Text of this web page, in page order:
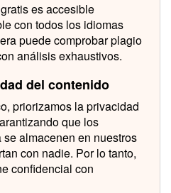
es accesible
con todos los idiomas
puede comprobar plagio
análisis exhaustivos.
del contenido
priorizamos la privacidad
que los
almacenen en nuestros
con nadie. Por lo tanto,
confidencial con